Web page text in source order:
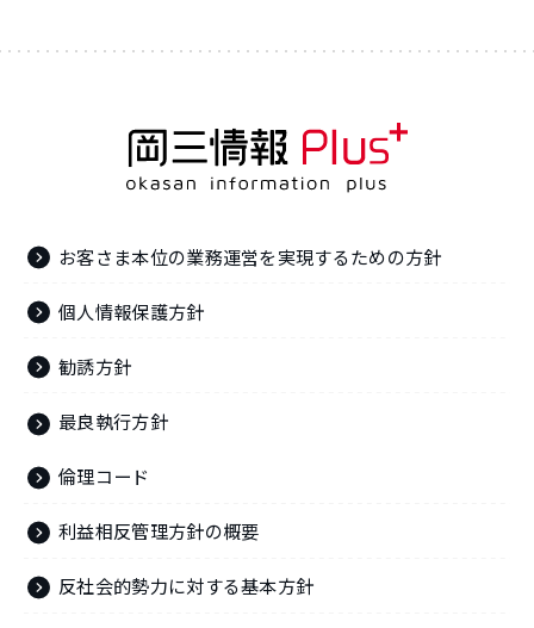
お客さま本位の業務運営を実現するための方針
個人情報保護方針
勧誘方針
最良執行方針
倫理コード
利益相反管理方針の概要
反社会的勢力に対する基本方針